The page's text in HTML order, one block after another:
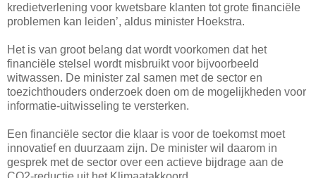
kredietverlening voor kwetsbare klanten tot grote financiële
problemen kan leiden’, aldus minister Hoekstra.
Het is van groot belang dat wordt voorkomen dat het
financiële stelsel wordt misbruikt voor bijvoorbeeld
witwassen. De minister zal samen met de sector en
toezichthouders onderzoek doen om de mogelijkheden voor
informatie-uitwisseling te versterken.
Een financiële sector die klaar is voor de toekomst moet
innovatief en duurzaam zijn. De minister wil daarom in
gesprek met de sector over een actieve bijdrage aan de